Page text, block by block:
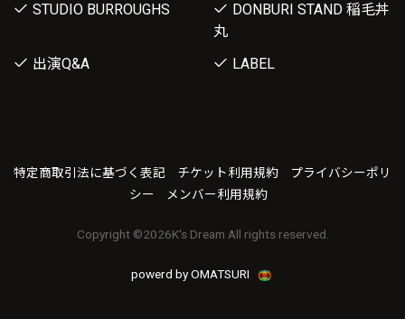
STUDIO BURROUGHS
DONBURI STAND 稲毛丼
丸
出演Q&A
LABEL
特定商取引法に基づく表記 チケット利用規約
プライバシーポリ
シー
メンバー利用規約
Copyright ©2026K's Dream All rights reserved.
powerd by OMATSURI